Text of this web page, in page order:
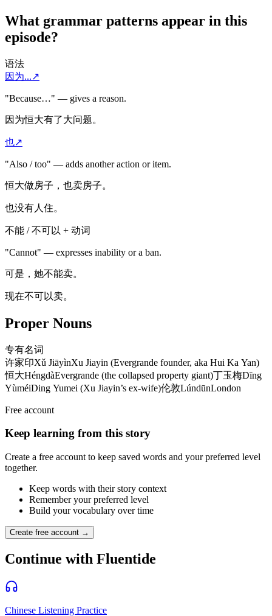
What grammar patterns appear in this
episode?
语法
因为...↗
"Because…" — gives a reason.
因为恒大有了大问题。
也↗
"Also / too" — adds another action or item.
恒大做房子，也卖房子。
也没有人住。
不能 / 不可以 + 动词
"Cannot" — expresses inability or a ban.
可是，她不能卖。
现在不可以卖。
Proper Nouns
专有名词
许家印Xǔ JiāyìnXu Jiayin (Evergrande founder, aka Hui Ka Yan)
恒大HéngdàEvergrande (the collapsed property giant)丁玉梅Dīng
YùméiDing Yumei (Xu Jiayin’s ex-wife)伦敦LúndūnLondon
Free account
Keep learning from this story
Create a free account to keep saved words and your preferred level
together.
Keep words with their story context
Remember your preferred level
Build your vocabulary over time
Create free account →
Continue with Fluentide
Chinese Listening Practice